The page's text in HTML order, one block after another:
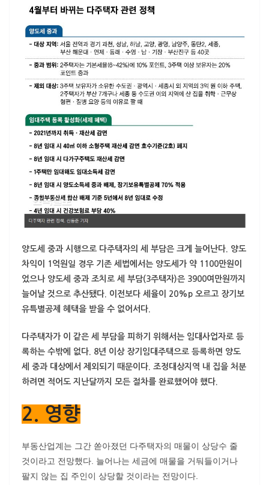
양도세 중과 시행으로 다주택자의 세 부담은 크게 늘어난다. 양도
차익이 1억원일 경우 기존 세법에서는 양도세가 약 1100만원이
었으나 양도세 중과 조치로 세 부담(3주택자)은 3900여만원까지
늘어날 것으로 추산됐다. 이전보다 세율이 20%p 오르고 장기보
유특별공제 혜택을 받을 수 없어서다.
다주택자가 이 같은 세 부담을 피하기 위해서는 임대사업자로 등
록하는 수밖에 없다. 8년 이상 장기임대주택으로 등록하면 양도
세 중과 대상에서 제외되기 때문이다. 조정대상지역 내 집을 처분
하려면 적어도 지난달까지 모든 절차를 완료했어야 했다.
2. 영향
부동산업계는 그간 쏟아졌던 다주택자의 매물이 상당수 줄
것이라고 전망했다. 늘어나는 세금에 매물을 거둬들이거나
팔지 않는 집 주인이 상당할 것이라는 전망이다.